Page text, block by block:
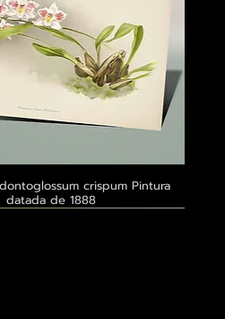
rápida
crispum Pintura
datada de 1888